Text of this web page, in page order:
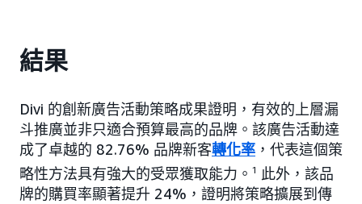
結果
Divi 的創新廣告活動策略成果證明，有效的上層漏
斗推廣並非只適合預算最高的品牌。該廣告活動達
成了卓越的 82.76% 品牌新客轉化率 ，代表這個策
略性方法具有強大的受眾獲取能力。 1
此外，該品
牌的購買率顯著提升 24%，證明將策略擴展到傳